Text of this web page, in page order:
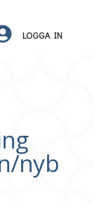
LOGGA IN
nyb